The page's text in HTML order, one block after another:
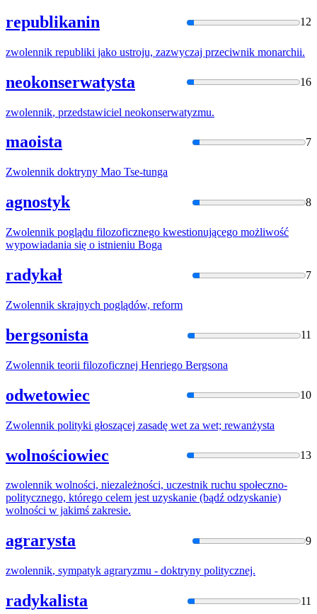
republikanin 12
zwolennik republiki jako ustroju, zazwyczaj przeciwnik monarchii.
neokonserwatysta 16
zwolennik, przedstawiciel neokonserwatyzmu.
maoista 7
Zwolennik doktryny Mao Tse-tunga
agnostyk 8
Zwolennik poglądu filozoficznego kwestionującego możliwość
wypowiadania się o istnieniu Boga
radykał 7
Zwolennik skrajnych poglądów, reform
bergsonista 11
Zwolennik teorii filozoficznej Henriego Bergsona
odwetowiec 10
Zwolennik polityki głoszącej zasadę wet za wet; rewanżysta
wolnościowiec 13
zwolennik wolności, niezależności, uczestnik ruchu społeczno-
politycznego, którego celem jest uzyskanie (bądź odzyskanie)
wolności w jakimś zakresie.
agrarysta 9
zwolennik, sympatyk agraryzmu - doktryny politycznej.
radykalista 11